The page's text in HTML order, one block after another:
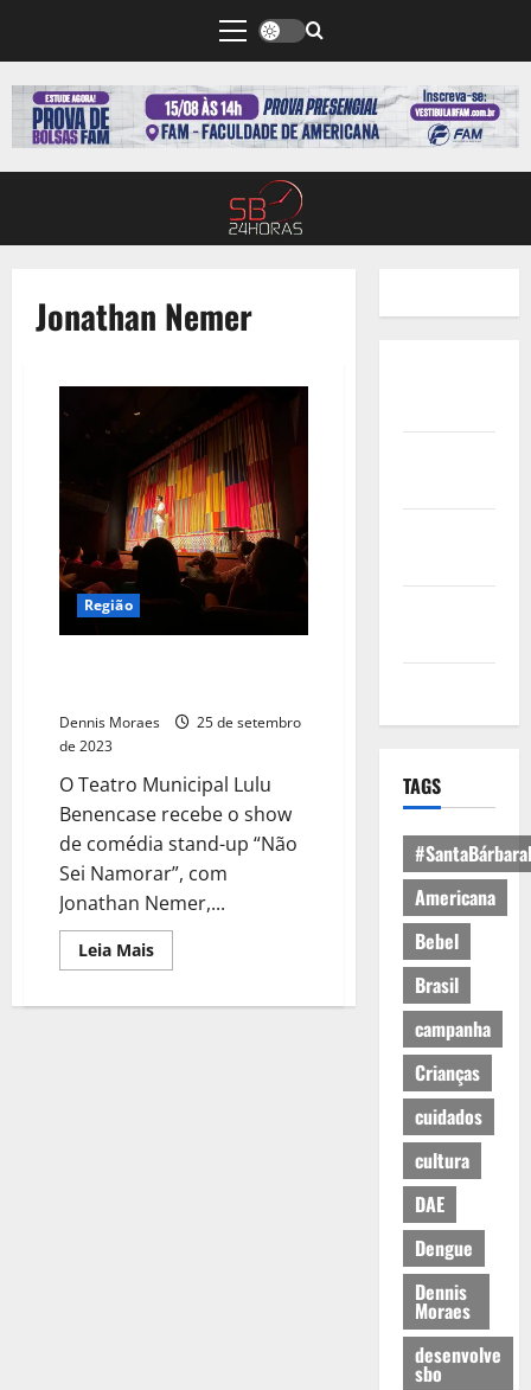
Jonathan Nemer
Região
Dennis Moraes
25 de setembro
de 2023
O Teatro Municipal Lulu
Benencase recebe o show
de comédia stand-up “Não
Sei Namorar”, com
Jonathan Nemer,...
Leia Mais
TAGS
Americana
Bebel
Brasil
campanha
Crianças
cuidados
cultura
DAE
Dengue
Dennis
Moraes
desenvolve
sbo